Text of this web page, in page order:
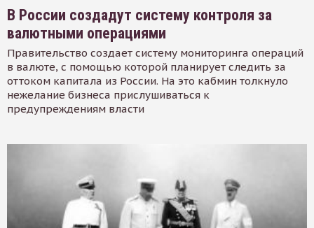
В России создадут систему контроля за
валютными операциями
Правительство создает систему мониторинга операций
в валюте, с помощью которой планирует следить за
оттоком капитала из России. На это кабмин толкнуло
нежелание бизнеса прислушиваться к
предупреждениям власти